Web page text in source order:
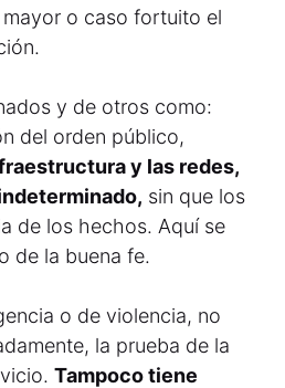
o caso fortuito el
y de otros como:
del orden público,
y las redes,
sin que los
de los hechos. Aquí se
de la buena fe.
o de violencia, no
la prueba de la
Tampoco tiene